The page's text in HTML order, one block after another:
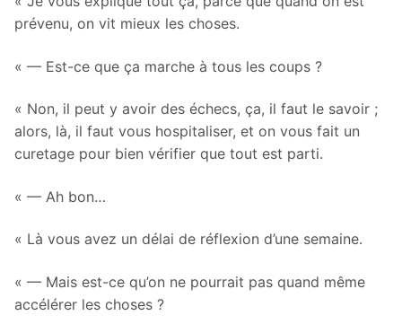
prévenu, on vit mieux les choses.
« — Est-ce que ça marche à tous les coups ?
« Non, il peut y avoir des échecs, ça, il faut le savoir ;
alors, là, il faut vous hospitaliser, et on vous fait un
curetage pour bien vérifier que tout est parti.
« — Ah bon…
« Là vous avez un délai de réflexion d’une semaine.
« — Mais est-ce qu’on ne pourrait pas quand même
accélérer les choses ?